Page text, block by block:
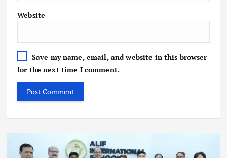
Website
Save my name, email, and website in this browser
for the next time I comment.